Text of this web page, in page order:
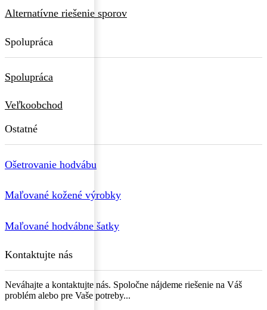
Alternatívne riešenie sporov
Spolupráca
Spolupráca
Veľkoobchod
Ostatné
Ošetrovanie hodvábu
Maľované kožené výrobky
Maľované hodvábne šatky
Kontaktujte nás
Neváhajte a kontaktujte nás. Spoločne nájdeme riešenie na Váš
problém alebo pre Vaše potreby...